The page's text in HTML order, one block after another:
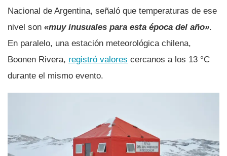
Nacional de Argentina, señaló que temperaturas de ese
nivel son «muy inusuales para esta época del año».
En paralelo, una estación meteorológica chilena,
Boonen Rivera, registró valores cercanos a los 13 °C
durante el mismo evento.